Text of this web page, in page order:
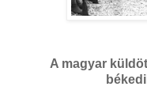
A magyar